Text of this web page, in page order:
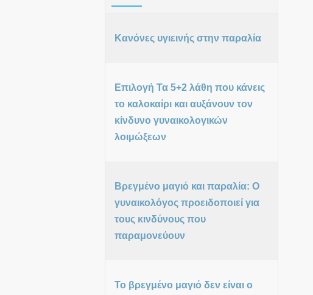
Κανόνες υγιεινής στην παραλία
Επιλογή Τα 5+2 λάθη που κάνεις
το καλοκαίρι και αυξάνουν τον
κίνδυνο γυναικολογικών
λοιμώξεων
Βρεγμένο μαγιό και παραλία: Ο
γυναικολόγος προειδοποιεί για
τους κινδύνους που
παραμονεύουν
Το βρεγμένο μαγιό δεν είναι ο